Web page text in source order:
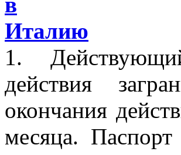
1.
действия
окончания
месяца.